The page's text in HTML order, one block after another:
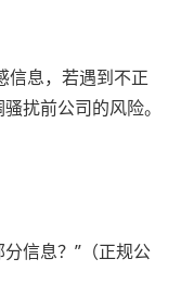
息，若遇到不正
扰前公司的风险。
信息？”（正规公